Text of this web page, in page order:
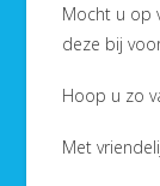
Mocht u op
deze bij
Hoop u zo
Met